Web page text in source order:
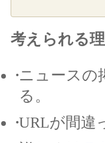
考えられる
ニュースの
る。
URLが間違